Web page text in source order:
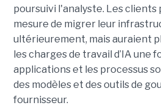
poursuivi l'analyste. Les
mesure de migrer leur
ultérieurement, mais auraient
les charges de travail d’IA une
applications et les processus
des modèles et des outils de
fournisseur.